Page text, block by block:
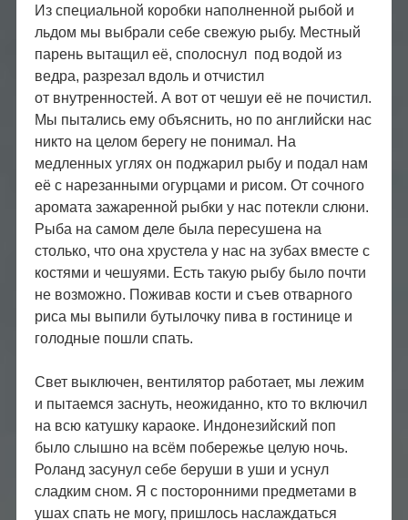
Из специальной коробки наполненной рыбой и
льдом мы выбрали себе свежую рыбу. Местный
парень вытащил её, сполоснул под водой из
ведра, разрезал вдоль и отчистил
от внутренностей. А вот от чешуи её не почистил.
Мы пытались ему объяснить, но по английски нас
никто на целом берегу не понимал. На
медленных углях он поджарил рыбу и подал нам
её с нарезанными огурцами и рисом. От сочного
аромата зажаренной рыбки у нас потекли слюни.
Рыба на самом деле была пересушена на
столько, что она хрустела у нас на зубах вместе с
костями и чешуями. Есть такую рыбу было почти
не возможно. Поживав кости и съев отварного
риса мы выпили бутылочку пива в гостинице и
голодные пошли спать.
Свет выключен, вентилятор работает, мы лежим
и пытаемся заснуть, неожиданно, кто то включил
на всю катушку караоке. Индонезийский поп
было слышно на всём побережье целую ночь.
Роланд засунул себе беруши в уши и уснул
сладким сном. Я с посторонними предметами в
ушах спать не могу, пришлось наслаждаться